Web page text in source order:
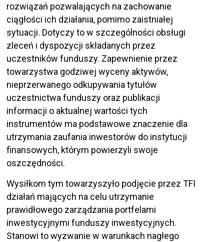
rozwiązań pozwalających na zachowanie
ciągłości ich działania, pomimo zaistniałej
sytuacji. Dotyczy to w szczególności obsługi
zleceń i dyspozycji składanych przez
uczestników funduszy. Zapewnienie przez
towarzystwa godziwej wyceny aktywów,
nieprzerwanego odkupywania tytułów
uczestnictwa funduszy oraz publikacji
informacji o aktualnej wartości tych
instrumentów ma podstawowe znaczenie dla
utrzymania zaufania inwestorów do instytucji
finansowych, którym powierzyli swoje
oszczędności.
Wysiłkom tym towarzyszyło podjęcie przez TFI
działań mających na celu utrzymanie
prawidłowego zarządzania portfelami
inwestycyjnymi funduszy inwestycyjnych.
Stanowi to wyzwanie w warunkach nagłego